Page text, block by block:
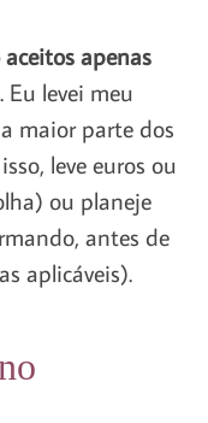
apenas
. Eu levei meu
maior parte dos
leve euros ou
ou planeje
antes de
aplicáveis).